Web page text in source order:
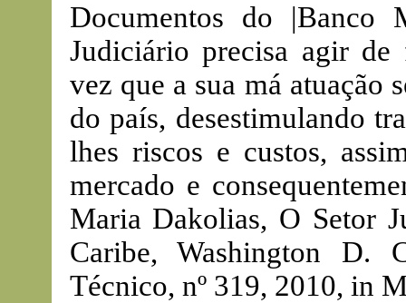
Documentos do |Banco
Judiciário precisa agir
vez que a sua má atuação
do país, desestimulando
lhes riscos e custos,
mercado e
Maria Dakolias, O Setor
Caribe, Washington D.
Técnico, nº 319, 2010, in